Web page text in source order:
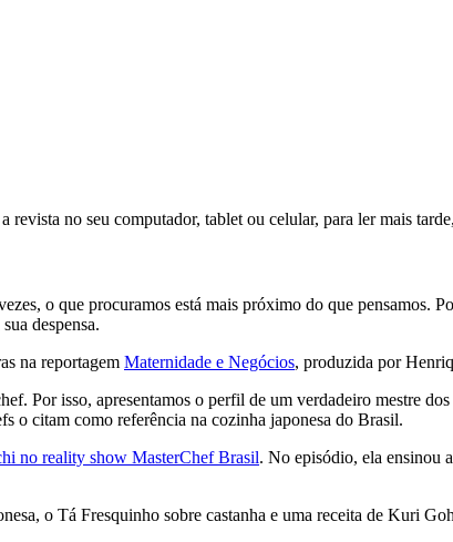
no seu computador, tablet ou celular, para ler mais
o que procuramos está mais próximo do que pensamos.
despensa.
na reportagem Maternidade e Negócios, produzida por
Por isso, apresentamos o perfil de um verdadeiro mestre
o citam como referência na cozinha japonesa do Brasil.
no reality show MasterChef Brasil. No episódio, ela ensinou
o Tá Fresquinho sobre castanha e uma receita de Kuri